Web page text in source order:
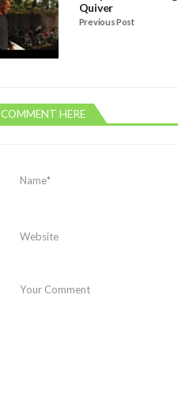
Quiver
Previous Post
COMMENT HERE